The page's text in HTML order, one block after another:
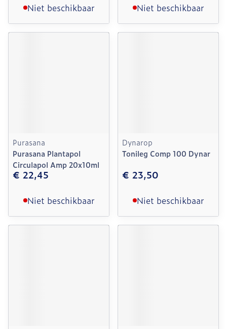
Niet beschikbaar Niet beschikbaar
Purasana
Purasana Plantapol
Circulapol Amp 20x10ml
€ 22,45
Niet beschikbaar
Dynarop
Tonileg Comp 100 Dynar
€ 23,50
Niet beschikbaar